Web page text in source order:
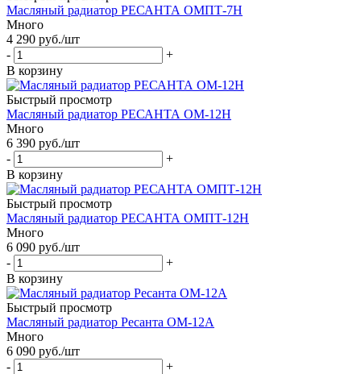
Масляный радиатор РЕСАНТА ОМПТ-7Н
Много
4 290 руб./шт
-
+
В корзину
Быстрый просмотр
Масляный радиатор РЕСАНТА ОМ-12Н
Много
6 390 руб./шт
-
+
В корзину
Быстрый просмотр
Масляный радиатор РЕСАНТА ОМПТ-12Н
Много
6 090 руб./шт
-
+
В корзину
Быстрый просмотр
Масляный радиатор Ресанта ОМ-12А
Много
6 090 руб./шт
-
+